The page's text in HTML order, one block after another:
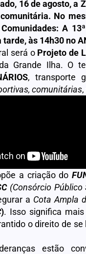
16 de agosto, a
No
A
às 14h30 no
será o Projeto de
Grande Ilha. O
, transporte
comunitárias
a criação do
(Consórcio Público
a Cota Ampla
). Isso significa
o direito de
estão